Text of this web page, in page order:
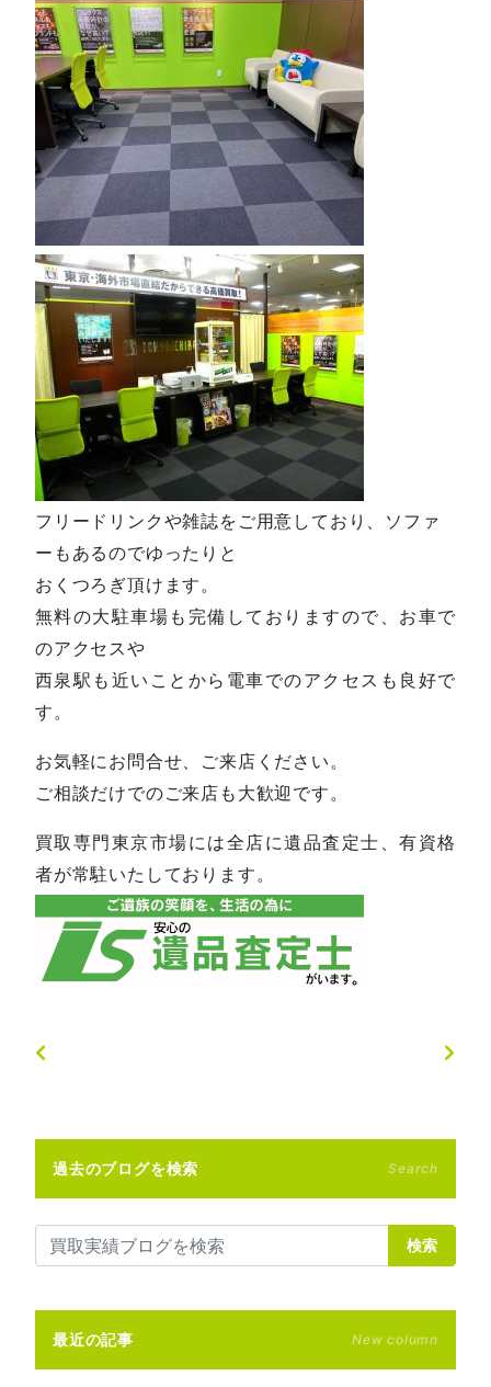
フリードリンクや雑誌をご用意しており、ソファ
ーもあるのでゆったりと
おくつろぎ頂けます。
無料の大駐車場も完備しておりますので、お車で
のアクセスや
西泉駅も近いことから電車でのアクセスも良好で
す。
お気軽にお問合せ、ご来店ください。
ご相談だけでのご来店も大歓迎です。
買取専門東京市場には全店に遺品査定士、有資格
者が常駐いたしております。
過去のブログを検索 Search
検索
最近の記事 New column